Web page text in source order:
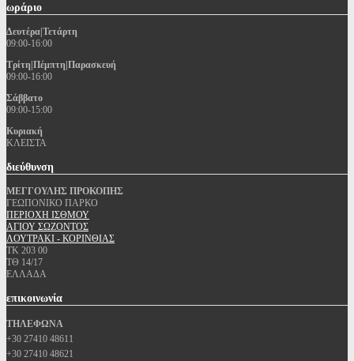
ωράριο
Δευτέρα|Τετάρτη
09:00-16:00
Τρίτη|Πέμπτη|Παρασκευή
09:00-16:00
Σάββατο
09:00-15:00
Κυριακή
ΚΛΕΙΣΤΑ
διεύθυνση
ΜΕΓΓΟΥΛΗΣ ΠΡΟΚΟΠΗΣ
ΓΕΩΠΟΝΙΚΟ ΠΑΡΚΟ
ΠΕΡΙΟΧΗ ΙΣΘΜΟΥ
ΑΓΙΟΥ ΣΩΖΟΝΤΟΣ
ΛΟΥΤΡΑΚΙ - ΚΟΡΙΝΘΙΑΣ
ΤΚ 203 00
ΤΘ 14/17
ΕΛΛΑΔΑ
επικοινωνία
ΤΗΛΕΦΩΝΑ
+30 27410 48611
+30 27410 48621